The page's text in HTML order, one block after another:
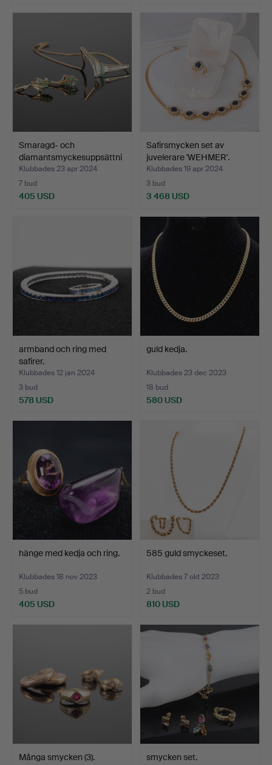
Smaragd- och
diamantsmyckesuppsättni
ng.
Klubbades 23 apr 2024
7 bud
405 USD
Safirsmycken set av
juvelerare 'WEHMER'.
Klubbades 19 apr 2024
3 bud
3 468 USD
armband och ring med
safirer.
Klubbades 12 jan 2024
3 bud
578 USD
guld kedja.
Klubbades 23 dec 2023
18 bud
580 USD
hänge med kedja och ring.
Klubbades 18 nov 2023
5 bud
405 USD
585 guld smyckeset.
Klubbades 7 okt 2023
2 bud
810 USD
Många smycken (3). smycken set.